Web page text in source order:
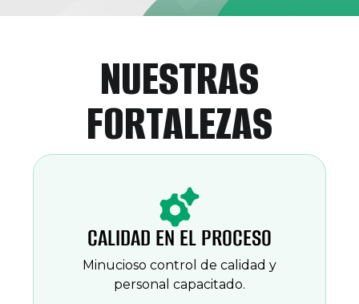
NUESTRAS
FORTALEZAS
CALIDAD EN EL PROCESO
Minucioso control de calidad y
personal capacitado.